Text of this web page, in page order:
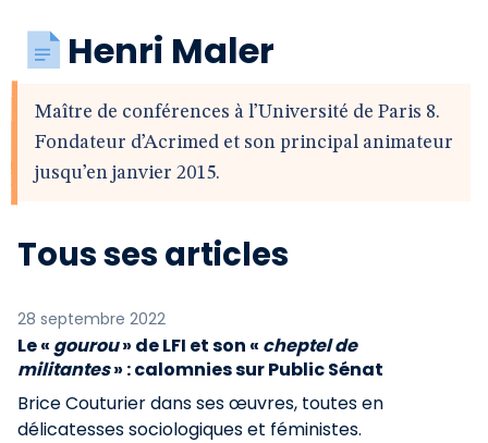
Notre revue
Boutique
Henri Maler
Maître de conférences à l’Université de Paris 8.
Fondateur d’Acrimed et son principal animateur
jusqu’en janvier 2015.
Tous ses articles
28 septembre 2022
Le « gourou» de LFI et son « cheptel de
militantes» : calomnies sur Public Sénat
Brice Couturier dans ses œuvres, toutes en
délicatesses sociologiques et féministes.